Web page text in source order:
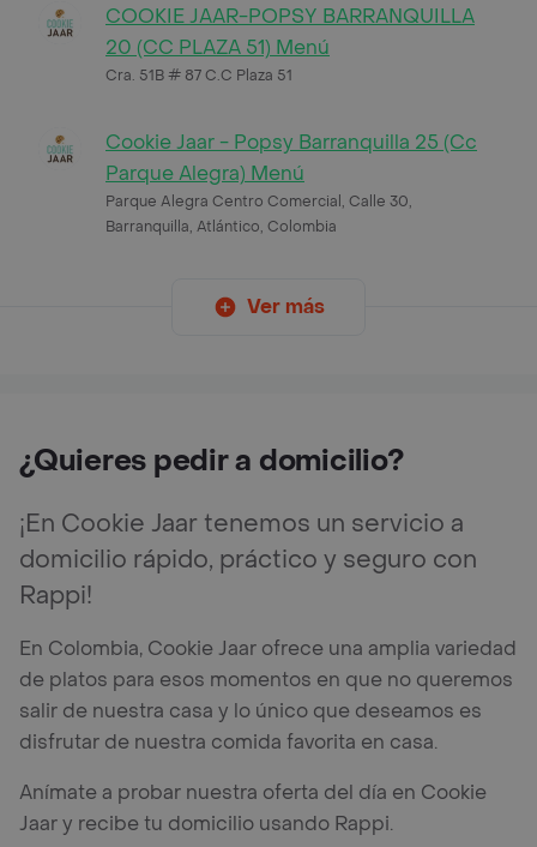
COOKIE JAAR-POPSY BARRANQUILLA
20 (CC PLAZA 51) Menú
Cra. 51B # 87 C.C Plaza 51
Cookie Jaar - Popsy Barranquilla 25 (Cc
Parque Alegra) Menú
Parque Alegra Centro Comercial, Calle 30,
Barranquilla, Atlántico, Colombia
Ver más
¿Quieres pedir a domicilio?
¡En Cookie Jaar tenemos un servicio a
domicilio rápido, práctico y seguro con
Rappi!
En Colombia, Cookie Jaar ofrece una amplia variedad
de platos para esos momentos en que no queremos
salir de nuestra casa y lo único que deseamos es
disfrutar de nuestra comida favorita en casa.
Anímate a probar nuestra oferta del día en Cookie
Jaar y recibe tu domicilio usando Rappi.